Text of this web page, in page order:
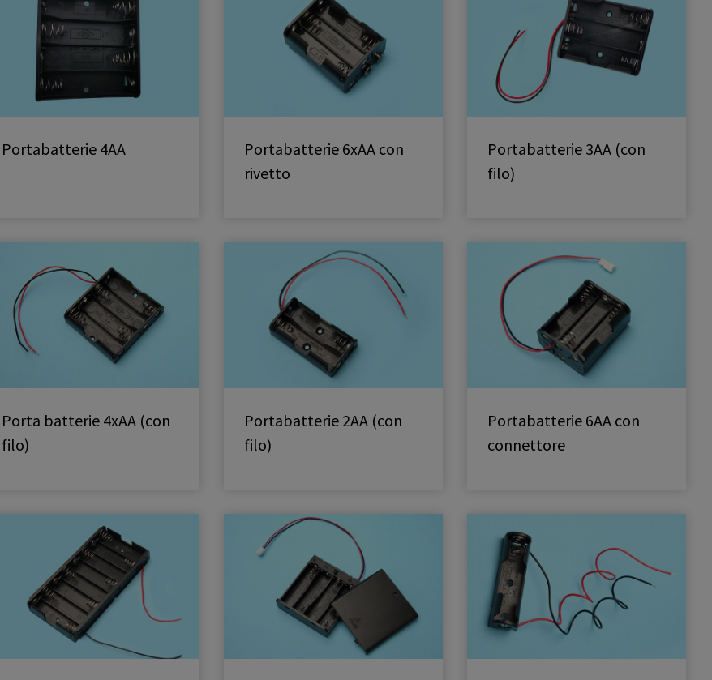
Portabatterie 4AA
Portabatterie 6xAA con
rivetto
Portabatterie 3AA (con
filo)
Porta batterie 4xAA (con
filo)
Portabatterie 2AA (con
filo)
Portabatterie 6AA con
connettore